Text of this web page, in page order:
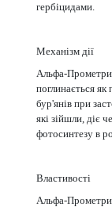
гербіцидами.
Механізм дії
Альфа-
поглинається
бур'янів при
які зійшли, діє
фотосинтезу в
Властивості
Альфа-